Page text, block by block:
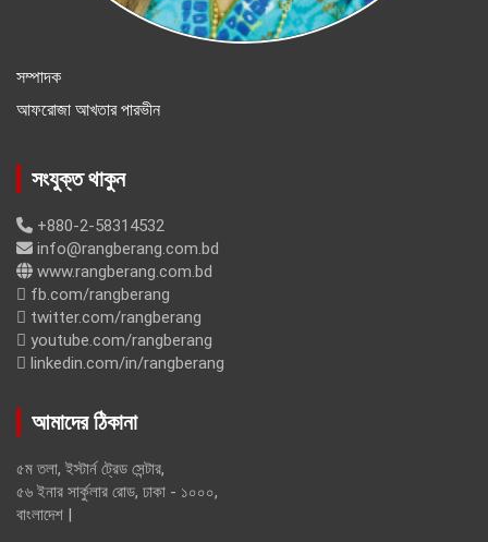
সম্পাদক
আফরোজা আখতার পারভীন
সংযুক্ত থাকুন
+880-2-58314532
info@rangberang.com.bd
www.rangberang.com.bd
fb.com/rangberang
twitter.com/rangberang
youtube.com/rangberang
linkedin.com/in/rangberang
আমাদের ঠিকানা
৫ম তলা, ইস্টার্ন ট্রেড সেন্টার,
৫৬ ইনার সার্কুলার রোড, ঢাকা - ১০০০,
বাংলাদেশ |